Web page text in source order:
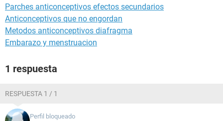
Parches anticonceptivos efectos secundarios
Anticonceptivos que no engordan
Metodos anticonceptivos diafragma
Embarazo y menstruacion
1 respuesta
RESPUESTA 1 / 1
Perfil bloqueado